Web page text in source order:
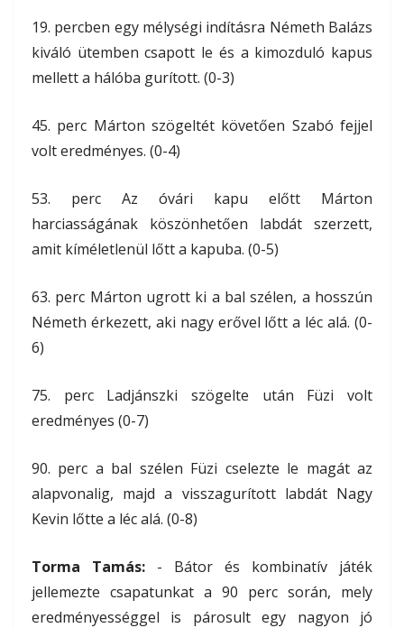
19. percben egy mélységi indításra Németh Balázs
kiváló ütemben csapott le és a kimozduló kapus
mellett a hálóba gurított. (0-3)
45. perc Márton szögeltét követően Szabó fejjel
volt eredményes. (0-4)
53. perc Az óvári kapu előtt Márton
harciasságának köszönhetően labdát szerzett,
amit kíméletlenül lőtt a kapuba. (0-5)
63. perc Márton ugrott ki a bal szélen, a hosszún
Németh érkezett, aki nagy erővel lőtt a léc alá. (0-
6)
75. perc Ladjánszki szögelte után Füzi volt
eredményes (0-7)
90. perc a bal szélen Füzi cselezte le magát az
alapvonalig, majd a visszagurított labdát Nagy
Kevin lőtte a léc alá. (0-8)
Torma Tamás: - Bátor és kombinatív játék
jellemezte csapatunkat a 90 perc során, mely
eredményességgel is párosult egy nagyon jó